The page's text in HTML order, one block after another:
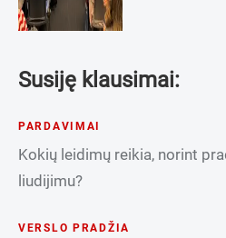
Susiję klausimai:
PARDAVIMAI
Kokių leidimų reikia, norint
liudijimu?
VERSLO PRADŽIA